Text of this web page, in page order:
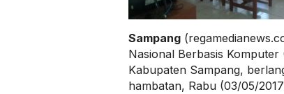
Sampang
Nasional Berbasis
Kabupaten Sampang,
hambatan, Rabu (03/05/